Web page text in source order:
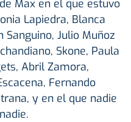
Max en el que estuvo
Lapiedra, Blanca
Sanguino, Julio Muñoz
Skone, Paula
Abril Zamora,
Fernando
y en el que nadie